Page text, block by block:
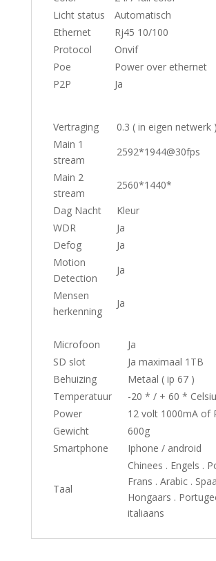
Licht status
Automatisch
Ethernet
Rj45 10/100
Protocol
Onvif
Poe
Power over ethernet
P2P
Ja
Vertraging
0.3 ( in eigen netwerk )
Main 1
stream
2592*1944@30fps
Main 2
stream
2560*1440*
Dag Nacht
Kleur
WDR
Ja
Defog
Ja
Motion
Detection
Ja
Mensen
herkenning
Ja
Microfoon
Ja
SD slot
Ja maximaal 1TB
Behuizing
Metaal ( ip 67 )
Temperatuur
-20 * / + 60 *
Power
12 volt 1000mA of
Gewicht
600g
Smartphone
Iphone / android
Taal
Chinees . Engels .
Frans . Arabic .
Hongaars .
italiaans